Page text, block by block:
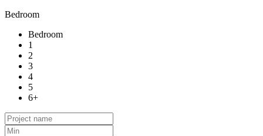
Bedroom
Bedroom
1
2
3
4
5
6+